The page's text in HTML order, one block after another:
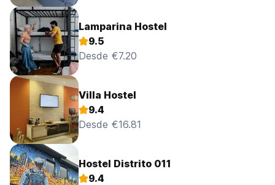
Lamparina Hostel
9.5
Desde €7.20
Villa Hostel
9.4
Desde €16.81
Hostel Distrito 011
9.4